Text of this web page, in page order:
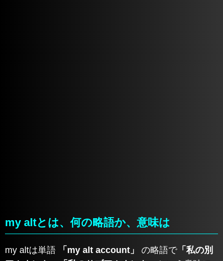
my altとは、何の略語か、意味は
my altは単語 「my alt account」 の略語で「私の別